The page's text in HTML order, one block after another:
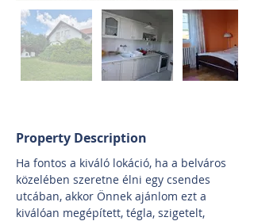
Property Description
Ha fontos a kiváló lokáció, ha a belváros
közelében szeretne élni egy csendes
utcában, akkor Önnek ajánlom ezt a
kiválóan megépített, tégla, szigetelt,